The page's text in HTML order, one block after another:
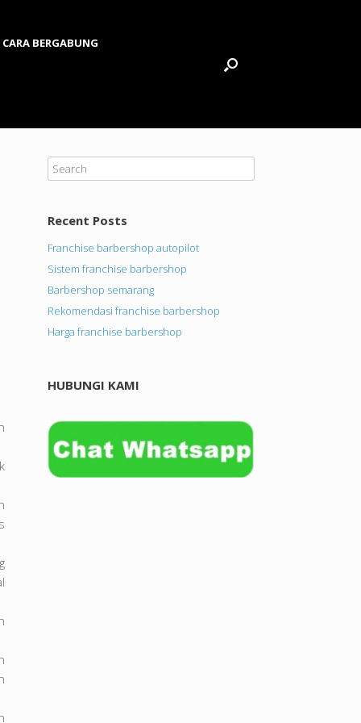
CARA BERGABUNG
Recent Posts
Franchise barbershop autopilot
Sistem franchise barbershop
Barbershop semarang
Rekomendasi franchise barbershop
Harga franchise barbershop
HUBUNGI KAMI